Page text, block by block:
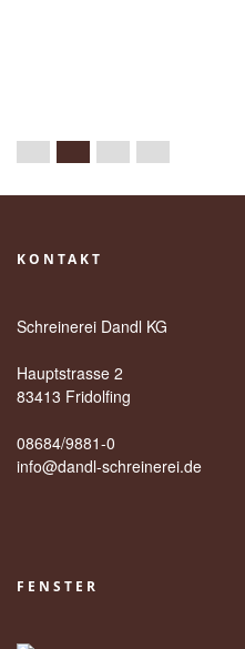
KONTAKT
Schreinerei Dandl KG
Hauptstrasse 2
83413 Fridolfing
08684/9881-0
info@dandl-schreinerei.de
FENSTER